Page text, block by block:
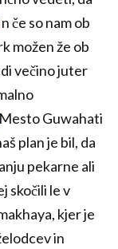
če so nam ob
možen že ob
večino juter
Mesto Guwahati
plan je bil, da
pekarne ali
skočili le v
kjer je
in